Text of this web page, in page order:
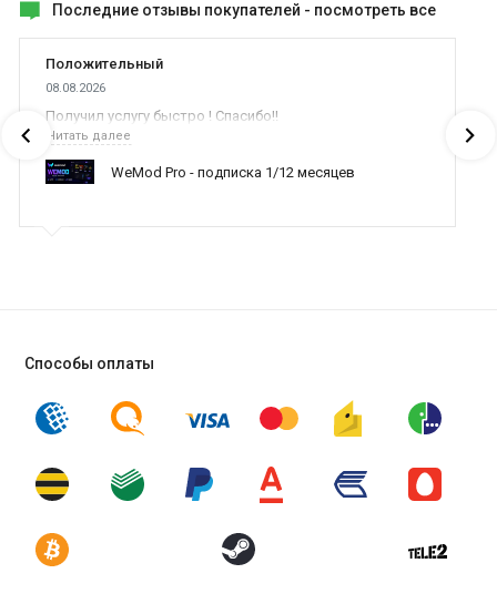
Последние отзывы покупателей - посмотреть все
Положительный
08.08.2026
Получил услугу быстро ! Спасибо!!
Читать далее
WeMod Pro - подписка 1/12 месяцев
Способы оплаты